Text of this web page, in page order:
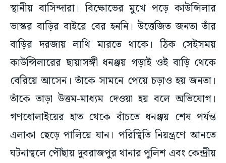
স্থানীয় বাসিন্দারা। বিক্ষোভের মুখে পড়ে কাউন্সিলার
ভাস্কর বাড়ির বাইরে বের হননি। উত্তেজিত জনতা তাঁর
বাড়ির দরজায় লাথি মারতে থাকে। ঠিক সেইসময়
কাউন্সিলারের ছায়াসঙ্গী ধনঞ্জয় গড়াই ওই বাড়ি থেকে
বেরিয়ে আসেন। তাঁকে সামনে পেয়ে চড়াও হয় জনতা।
তাঁকে তাড়া উত্তম-মাধ্যম দেওয়া হয় বলে অভিযোগ।
গণধোলাইয়ের হাত থেকে বাঁচতে ধনঞ্জয় শেষ পর্যন্ত
এলাকা ছেড়ে পালিয়ে যান। পরিস্থিতি নিয়ন্ত্রণে আনতে
ঘটনাস্থলে পৌঁছায় দুবরাজপুর থানার পুলিশ এবং কেন্দ্রীয়